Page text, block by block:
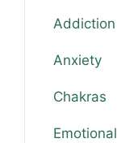
Addiction
Anxiety
Chakras
Emotional